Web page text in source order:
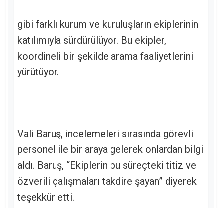
gibi farklı kurum ve kuruluşların ekiplerinin
katılımıyla sürdürülüyor. Bu ekipler,
koordineli bir şekilde arama faaliyetlerini
yürütüyor.
Vali Baruş, incelemeleri sırasında görevli
personel ile bir araya gelerek onlardan bilgi
aldı. Baruş, “Ekiplerin bu süreçteki titiz ve
özverili çalışmaları takdire şayan” diyerek
teşekkür etti.